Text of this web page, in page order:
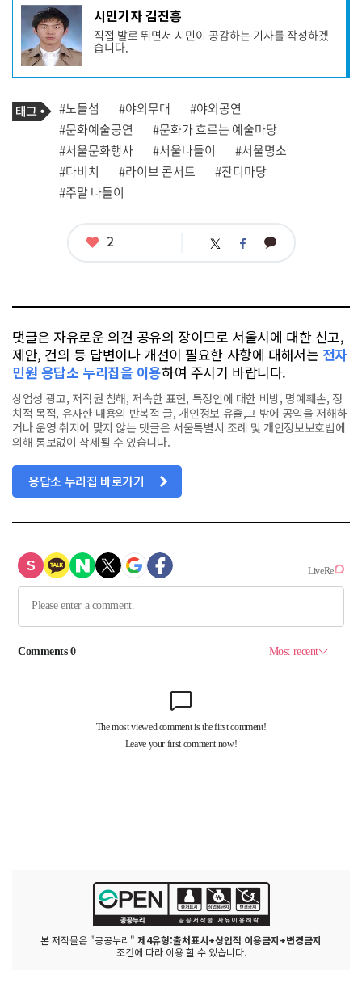
기
사
작
성
자
프
필
시민기자 김진흥
직접 발로 뛰면서 시민이 공감하는 기사를 작성하겠
습니다.
기
사
관
련
태
그
태
그
#노들섬 #야외무대
#야외공연
#문화예술공연
#문화가 흐르는 예술마당
#서울문화행사
#서울나들이
#서울명소
#다비치
#라이브 콘서트
#잔디마당
#주말 나들이
좋
2 트 페 카
댓글은 자유로운 의견 공유의 장이므로 서울시에 대한 신고,
제안, 건의 등 답변이나 개선이 필요한 사항에 대해서는 전자
민원 응답소 누리집을 이용하여 주시기 바랍니다.
상업성 광고, 저작권 침해, 저속한 표현, 특정인에 대한 비방, 명예훼손, 정
치적 목적, 유사한 내용의 반복적 글, 개인정보 유출,그 밖에 공익을 저해하
거나 운영 취지에 맞지 않는 댓글은 서울특별시 조례 및 개인정보보호법에
의해 통보없이 삭제될 수 있습니다.
응답소 누리집 바로가기
본 저작물은 "공공누리" 제4유형:출처표시+상업적 이용금지+변경금지
조건에 따라 이용 할 수 있습니다.